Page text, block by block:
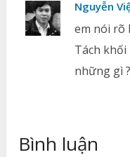
Nguyễn
em nói rõ
Tách
những gì ?
Bình luận